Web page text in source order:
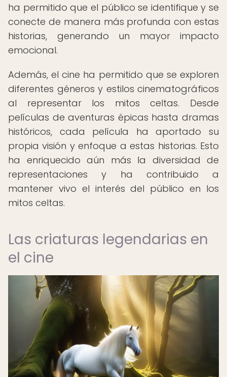
ha permitido que el público se identifique y se
conecte de manera más profunda con estas
historias, generando un mayor impacto
emocional.
Además, el cine ha permitido que se exploren
diferentes géneros y estilos cinematográficos
al representar los mitos celtas. Desde
películas de aventuras épicas hasta dramas
históricos, cada película ha aportado su
propia visión y enfoque a estas historias. Esto
ha enriquecido aún más la diversidad de
representaciones y ha contribuido a
mantener vivo el interés del público en los
mitos celtas.
Las criaturas legendarias en
el cine